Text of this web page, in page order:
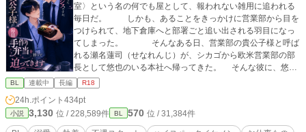
室〉という名の何でも屋として、報われない雑用に追われる
毎日だ。 しかも、あることをきっかけに営業部から目を
つけられて、地下倉庫へと部署ごと追い出される羽目になっ
てしまった。 そんなある日、営業部の貴公子様と呼ば
れる瀬名蓮司（せなれんじ）が、シカゴから欧米営業部の部
長として悠也のいる本社へ帰ってきた。 そんな彼に、悠也
は新しいノートパソコンを届けに行った。 それをきっかけ
に、なぜか瀬名から悠也への猛アプローチがはじまった。
しかも、二人分の手作り弁当まで持って。 社内中の憧れで
あるハイスペのイケメンが、なぜ自分なんかにーーと悠也は
困惑する。 それでも、優しくも真っ直ぐな瀬名の想いに、
BL 連載中 長編 R18
24h.ポイント 434pt
小説 3,130 位 / 228,589件 BL 570 位 / 31,384件